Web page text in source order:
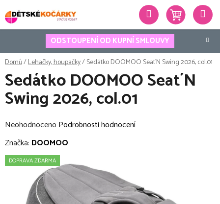
na
obsah
ODSTOUPENÍ OD KUPNÍ SMLOUVY
Hledat
Domů/Lehačky, houpačky/Sedátko DOOMOO Seat´N Swing 2026, col.01
Sedátko DOOMOO Seat´N
Swing 2026, col.01
Průměrné
hodnocení
je
Neohodnoceno Podrobnosti hodnocení
Značka: DOOMOO
DOPRAVA ZDARMA